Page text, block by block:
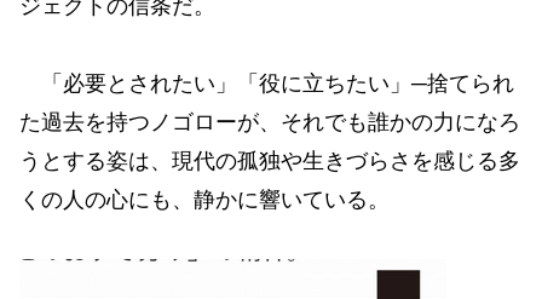
ジェクトの信条だ。
「必要とされたい」「役に立ちたい」─捨てられ
た過去を持つノゴローが、それでも誰かの力になろ
うとする姿は、現代の孤独や生きづらさを感じる多
くの人の心にも、静かに響いている。